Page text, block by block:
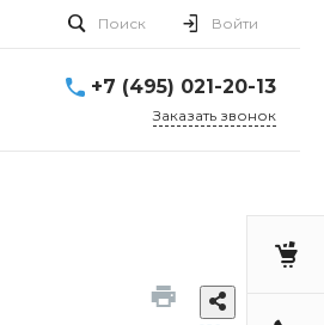
Поиск Войти
+7 (495) 021-20-13
Заказать звонок